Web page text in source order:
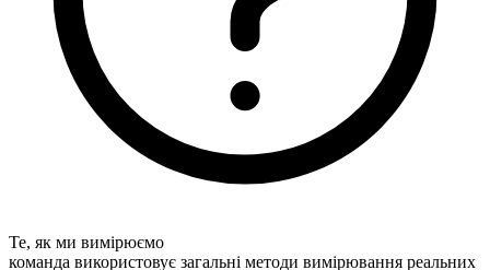
Те, як ми вимірюємо
команда використовує загальні методи вимірювання реальних